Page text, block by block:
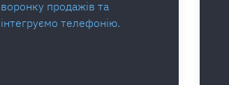
воронку продажів та
інтегруємо телефонію.